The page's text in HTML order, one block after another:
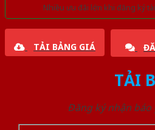
Nhiều ưu đãi lớn khi đăng ký
TẢI BẢNG GIÁ
TẢI
Đăng ký nhận